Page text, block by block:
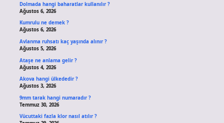
Dolmada hangi baharatlar kullanılır ?
Ağustos 6, 2026
Kumrulu ne demek ?
Ağustos 6, 2026
Avlanma ruhsatı kaç yaşında alınır ?
Ağustos 5, 2026
Ataşe ne anlama gelir ?
Ağustos 4, 2026
Akova hangi ülkededir ?
Ağustos 3, 2026
9mm tarak hangi numaradır ?
Temmuz 30, 2026
Vücuttaki fazla klor nasıl atılır ?